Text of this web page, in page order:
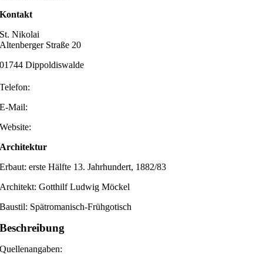
Kontakt
St. Nikolai
Altenberger Straße 20
01744 Dippoldiswalde
Telefon:
E-Mail:
Website:
Architektur
Erbaut: erste Hälfte 13. Jahrhundert, 1882/83
Architekt: Gotthilf Ludwig Möckel
Baustil: Spätromanisch-Frühgotisch
Beschreibung
Quellenangaben: